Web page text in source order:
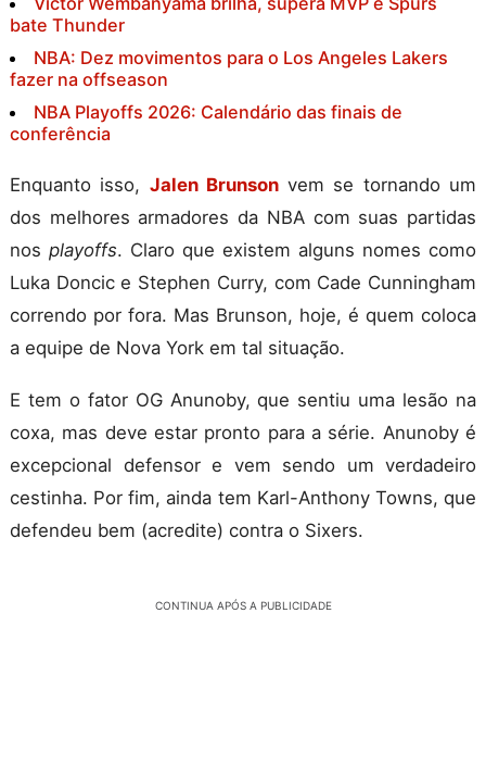
bate Thunder
NBA: Dez movimentos para o Los Angeles Lakers
fazer na offseason
NBA Playoffs 2026: Calendário das finais de
conferência
Enquanto isso, Jalen Brunsonvem se tornando um
dos melhores armadores da NBA com suas partidas
nos playoffs. Claro que existem alguns nomes como
Luka Doncic e Stephen Curry, com Cade Cunningham
correndo por fora. Mas Brunson, hoje, é quem coloca
a equipe de Nova York em tal situação.
E tem o fator OG Anunoby, que sentiu uma lesão na
coxa, mas deve estar pronto para a série. Anunoby é
excepcional defensor e vem sendo um verdadeiro
cestinha. Por fim, ainda tem Karl-Anthony Towns, que
defendeu bem (acredite) contra o Sixers.
CONTINUA APÓS A PUBLICIDADE